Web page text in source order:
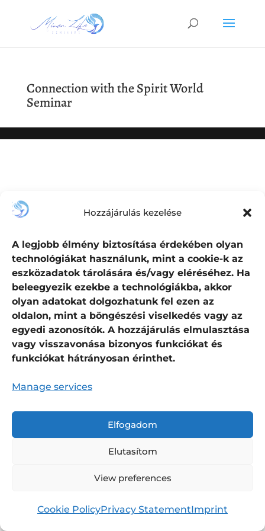
Hozzájárulás kezelése
A legjobb élmény biztosítása érdekében olyan
technológiákat használunk, mint a cookie-k az
eszközadatok tárolására és/vagy eléréséhez. Ha
beleegyezik ezekbe a technológiákba, akkor
olyan adatokat dolgozhatunk fel ezen az
oldalon, mint a böngészési viselkedés vagy az
egyedi azonosítók. A hozzájárulás elmulasztása
vagy visszavonása bizonyos funkciókat és
funkciókat hátrányosan érinthet.
Manage services
Elfogadom
Elutasítom
View preferences
Cookie PolicyPrivacy StatementImprint
Connection with the Spirit World
Seminar